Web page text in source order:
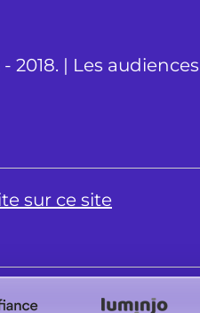
2018. | Les audiences
sur ce site